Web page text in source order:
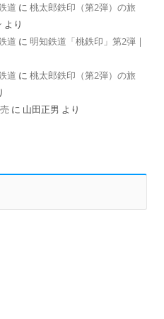
道 に 桃太郎鉄印（第2弾）の旅
より
道 に 明知鉄道「桃鉄印」第2弾 |
道 に 桃太郎鉄印（第2弾）の旅
に 山田正男 より